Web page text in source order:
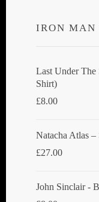
IRON MAN
Last Under The
Shirt)
£8.00
Natacha Atlas
£27.00
John Sinclair -